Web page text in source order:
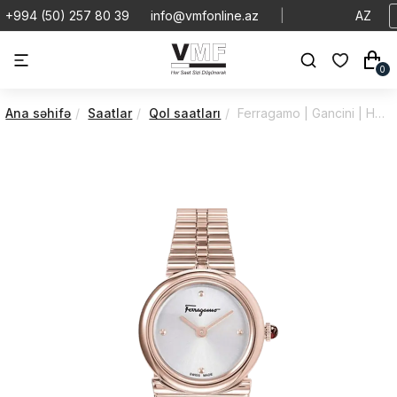
+994 (50) 257 80 39 info@vmfonline.az AZ
0
Ana səhifə Saatlar Qol saatları Ferragamo | Gancini | Horizontal | SFMC00421